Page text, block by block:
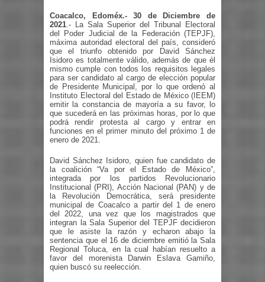
Coacalco, Edoméx.- 30 de Diciembre de
2021.- La Sala Superior del Tribunal Electoral
del Poder Judicial de la Federación (TEPJF),
máxima autoridad electoral del país, consideró
que el triunfo obtenido por David Sánchez
Isidoro es totalmente válido, además de que él
mismo cumple con todos los requisitos legales
para ser candidato al cargo de elección popular
de Presidente Municipal, por lo que ordenó al
Instituto Electoral del Estado de México (IEEM)
emitir la constancia de mayoría a su favor, lo
que sucederá en las próximas horas, por lo que
podrá rendir protesta al cargo y entrar en
funciones en el primer minuto del próximo 1 de
enero de 2021.
David Sánchez Isidoro, quien fue candidato de
la coalición “Va por el Estado de México”,
integrada por los partidos Revolucionario
Institucional (PRI), Acción Nacional (PAN) y de
la Revolución Democrática, será presidente
municipal de Coacalco a partir del 1 de enero
del 2022, una vez que los magistrados que
integran la Sala Superior del TEPJF decidieron
que le asiste la razón y echaron abajo la
sentencia que el 16 de diciembre emitió la Sala
Regional Toluca, en la cual habían resuelto a
favor del morenista Darwin Eslava Gamiño,
quien buscó su reelección.